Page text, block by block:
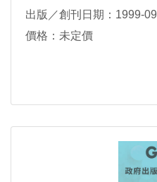
出版／創刊日期：1999-09
價格：未定價